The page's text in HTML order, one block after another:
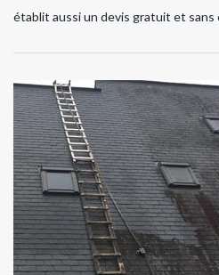
établit aussi un devis gratuit et sans